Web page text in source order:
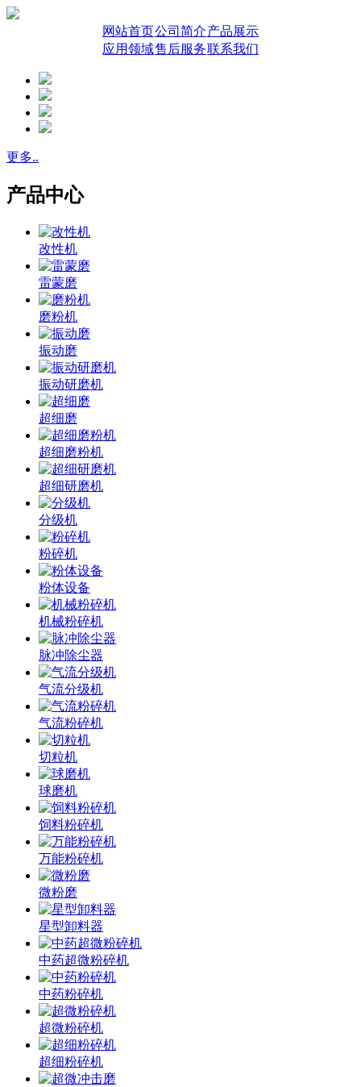
网站首页公司简介产品展示
应用领域售后服务联系我们
更多..
产品中心
改性机
雷蒙磨
磨粉机
振动磨
振动研磨机
超细磨
超细磨粉机
超细研磨机
分级机
粉碎机
粉体设备
机械粉碎机
脉冲除尘器
气流分级机
气流粉碎机
切粒机
球磨机
饲料粉碎机
万能粉碎机
微粉磨
星型卸料器
中药超微粉碎机
中药粉碎机
超微粉碎机
超细粉碎机